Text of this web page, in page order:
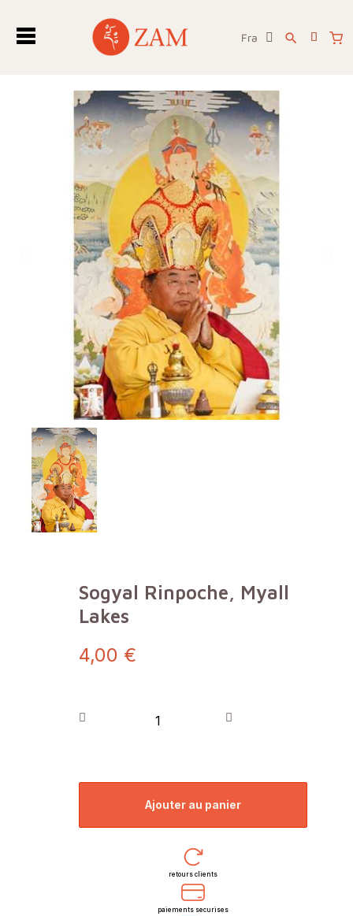
Fra search
Sogyal Rinpoche, Myall
Lakes
4,00 €
ajouter au panier
retours clients
paiements securises